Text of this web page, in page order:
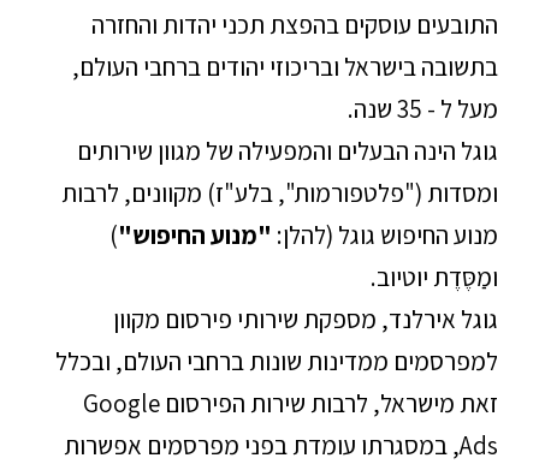
התובעים עוסקים בהפצת תכני יהדות והחזרה
בתשובה בישראל ובריכוזי יהודים ברחבי העולם,
מעל ל - 35 שנה.
גוגל הינה הבעלים והמפעילה של מגוון שירותים
ומסדות ("פלטפורמות", בלע"ז) מקוונים, לרבות
מנוע החיפוש גוגל (להלן: "מנוע החיפוש")
ומַסֶּדֶת יוטיוב.
גוגל אירלנד, מספקת שירותי פירסום מקוון
למפרסמים ממדינות שונות ברחבי העולם, ובכלל
זאת מישראל, לרבות שירות הפירסום Google
Ads, במסגרתו עומדת בפני מפרסמים אפשרות